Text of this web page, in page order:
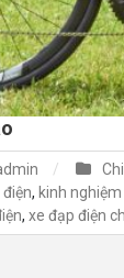
, kinh
, xe đạp điện